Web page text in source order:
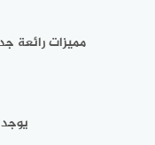
مميزات رائعة